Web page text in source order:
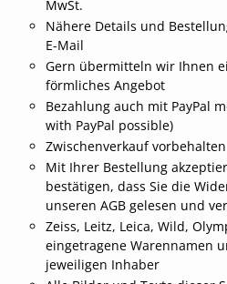
MwSt.
Nähere Details und
E-Mail
Gern übermitteln wir Ihnen
förmliches Angebot
Bezahlung auch mit PayPal
with PayPal possible)
Zwischenverkauf vorbehalten
Mit Ihrer Bestellung
bestätigen, dass Sie die
unseren AGB gelesen und
Zeiss, Leitz, Leica, Wild,
eingetragene Warennamen
jeweiligen Inhaber